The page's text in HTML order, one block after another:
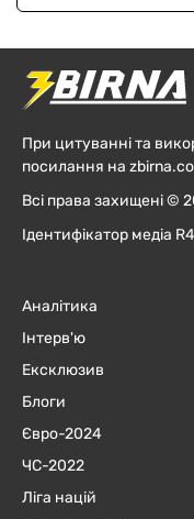
При цитуванні та
посилання на
Всі права захищені ©
Ідентифікатор медіа
Аналітика
Інтерв'ю
Ексклюзив
Блоги
Євро-2024
ЧC-2022
Ліга націй